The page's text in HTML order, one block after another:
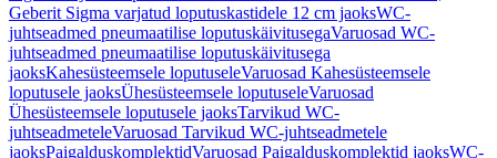
Geberit Sigma varjatud loputuskastidele 12 cm jaoksWC-
juhtseadmed pneumaatilise loputuskäivitusegaVaruosad WC-
juhtseadmed pneumaatilise loputuskäivitusega
jaoksKahesüsteemsele loputuseleVaruosad Kahesüsteemsele
loputusele jaoksÜhesüsteemsele loputuseleVaruosad
Ühesüsteemsele loputusele jaoksTarvikud WC-
juhtseadmeteleVaruosad Tarvikud WC-juhtseadmetele
jaoksPaigalduskomplektidVaruosad Paigalduskomplektid jaoksWC-